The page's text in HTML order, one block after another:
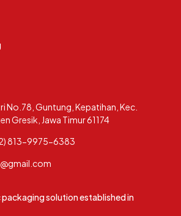
solution established in
No.78, Guntung, Kepatihan, Kec.
Gresik, Jawa Timur 61174
813-9975-6383